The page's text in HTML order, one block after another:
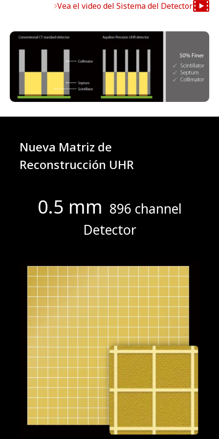
Vea el video del Sistema del Detector
Nueva Matriz de
Reconstrucción UHR
0.5 mm 896 channel
Detector